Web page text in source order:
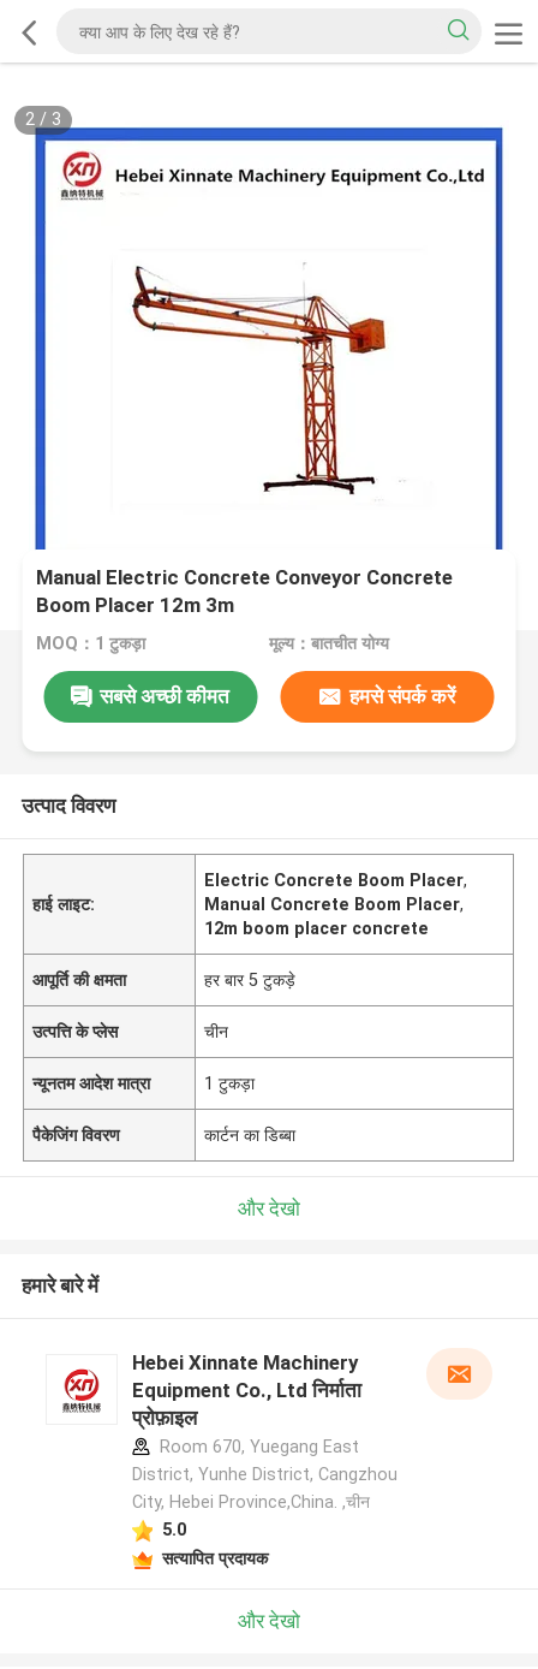
2/ 3
Manual Electric Concrete Conveyor Concrete
Boom Placer 12m 3m
MOQ：1 टुकड़ा मूल्य：बातचीत योग्य
सबसे अच्छी कीमत हमसे संपर्क करें
उत्पाद विवरण
हाई लाइट:
Electric Concrete Boom Placer,
Manual Concrete Boom Placer,
12m boom placer concrete
आपूर्ति की क्षमता हर बार 5 टुकड़े
उत्पत्ति के प्लेस चीन
न्यूनतम आदेश मात्रा 1 टुकड़ा
पैकेजिंग विवरण कार्टन का डिब्बा
और देखो
हमारे बारे में
Hebei Xinnate Machinery
Equipment Co., Ltd निर्माता
प्रोफ़ाइल
Room 670, Yuegang East
District, Yunhe District, Cangzhou
City, Hebei Province,China. ,चीन
5.0
सत्यापित प्रदायक
और देखो